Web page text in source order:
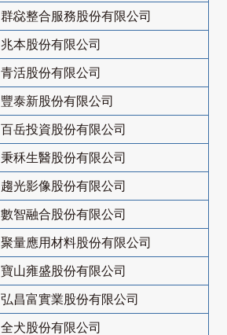
群惢整合服務股份有限公司
兆本股份有限公司
青活股份有限公司
豐泰新股份有限公司
百岳投資股份有限公司
秉秝生醫股份有限公司
趨光影像股份有限公司
數智融合股份有限公司
聚量應用材料股份有限公司
寶山雍盛股份有限公司
弘昌富實業股份有限公司
全犬股份有限公司